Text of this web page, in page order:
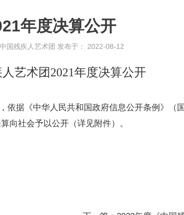
年度决算公开
国残疾人艺术团 发布于： 2022-08-12
艺术团2021年度决算公开
依据《中华人民共和国政府信息公开条例》（
向社会予以公开（详见附件）。